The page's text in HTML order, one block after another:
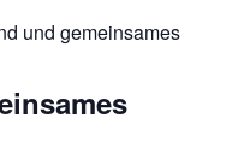
und gemeinsames